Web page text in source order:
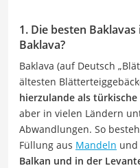
1. Die besten
Baklava?
Baklava (auf Deutsch
ältesten
hierzulande als türkische
aber in vielen Ländern
Abwandlungen. So
Füllung aus Mandeln und
Balkan und in der